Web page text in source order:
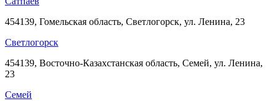
454139, Гомельская область, Светлогорск, ул. Ленина, 23
Светлогорск
454139, Восточно-Казахстанская область, Семей, ул. Ленина,
23
Семей